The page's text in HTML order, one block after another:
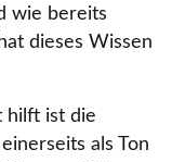
wie bereits
dieses Wissen
hilft ist die
als Ton